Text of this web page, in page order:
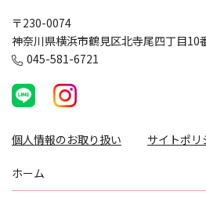
〒230-0074
神奈川県横浜市鶴見区北寺尾四丁目10
045-581-6721
個人情報のお取り扱い サイトポリ
ホーム